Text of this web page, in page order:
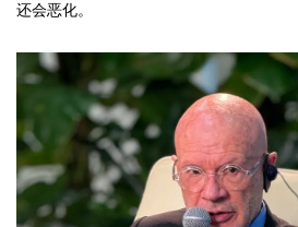
还会恶化。